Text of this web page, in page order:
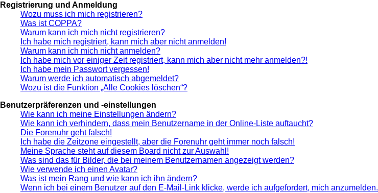
Registrierung und Anmeldung
Wozu muss ich mich registrieren?
Was ist COPPA?
Warum kann ich mich nicht registrieren?
Ich habe mich registriert, kann mich aber nicht anmelden!
Warum kann ich mich nicht anmelden?
Ich habe mich vor einiger Zeit registriert, kann mich aber nicht mehr anmelden?!
Ich habe mein Passwort vergessen!
Warum werde ich automatisch abgemeldet?
Wozu ist die Funktion „Alle Cookies löschen“?
Benutzerpräferenzen und -einstellungen
Wie kann ich meine Einstellungen ändern?
Wie kann ich verhindern, dass mein Benutzername in der Online-Liste auftaucht?
Die Forenuhr geht falsch!
Ich habe die Zeitzone eingestellt, aber die Forenuhr geht immer noch falsch!
Meine Sprache steht auf diesem Board nicht zur Auswahl!
Was sind das für Bilder, die bei meinem Benutzernamen angezeigt werden?
Wie verwende ich einen Avatar?
Was ist mein Rang und wie kann ich ihn ändern?
Wenn ich bei einem Benutzer auf den E-Mail-Link klicke, werde ich aufgefordert, mich anzumelden.